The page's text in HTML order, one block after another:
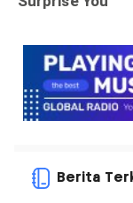
Berita